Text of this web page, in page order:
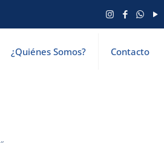
¿Quiénes Somos? Contacto